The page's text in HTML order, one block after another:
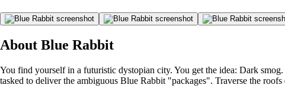
About Blue Rabbit
You find yourself in a futuristic dystopian city. You get the idea: Dark
tasked to deliver the ambiguous Blue Rabbit "packages". Traverse the